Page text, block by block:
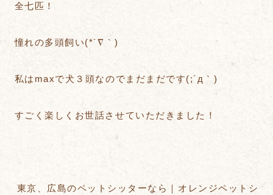
全七匹！
憧れの多頭飼い(*´∇｀)
私はmaxで犬３頭なのでまだまだです(;´д｀)
すごく楽しくお世話させていただきました！
東京、広島のペットシッターなら｜オレンジペットシ